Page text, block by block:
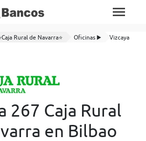
Rural de Navarra⭐ Oficinas ▶️
Vizcaya
267 Caja Rural
en Bilbao